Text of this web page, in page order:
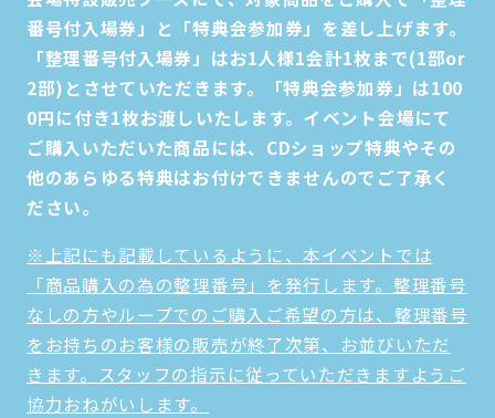
番号付入場券」と「特典会参加券」を差し上げます。
「整理番号付入場券」はお1人様1会計1枚まで(1部or
2部)とさせていただきます。「特典会参加券」は100
0円に付き1枚お渡しいたします。イベント会場にて
ご購入いただいた商品には、CDショップ特典やその
他のあらゆる特典はお付けできませんのでご了承く
ださい。
※上記にも記載しているように、本イベントでは
「商品購入の為の整理番号」を発行します。整理番号
なしの方やループでのご購入ご希望の方は、整理番号
をお持ちのお客様の販売が終了次第、お並びいただ
きます。スタッフの指示に従っていただきますようご
協力おねがいします。